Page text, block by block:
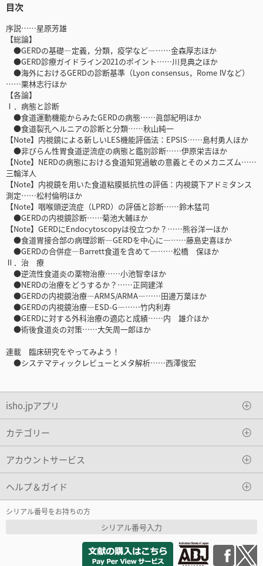
目次
序説……星原芳雄
【総論】
●GERDの基礎―定義，分類，疫学など―……金森厚志ほか
●GERD診療ガイドライン2021のポイント……川見典之ほか
●海外におけるGERDの診断基準（Lyon consensus，Rome Ⅳなど）
……栗林志行ほか
【各論】
Ⅰ．病態と診断
●食道運動機能からみたGERDの病態……眞部紀明ほか
●食道裂孔ヘルニアの診断と分類……秋山純一
【Note】内視鏡による新しいLES機能評価法：EPSIS……島村勇人ほか
●非びらん性胃食道逆流症の病態と鑑別診断……伊原栄吉ほか
【Note】NERDの病態における食道知覚過敏の意義とそのメカニズム……
三輪洋人
【Note】内視鏡を用いた食道粘膜抵抗性の評価：内視鏡下アドミタンス
測定……松村倫明ほか
【Note】咽喉頭逆流症（LPRD）の評価と診断……鈴木猛司
●GERDの内視鏡診断……菊池大輔ほか
【Note】GERDにEndocytoscopyは役立つか？……熊谷洋一ほか
●食道胃接合部の病理診断―GERDを中心に―……藤島史喜ほか
●GERDの合併症―Barrett食道を含めて―……松橋 保ほか
Ⅱ．治 療
●逆流性食道炎の薬物治療……小池智幸ほか
●NERDの治療をどうするか？……正岡建洋
●GERDの内視鏡治療―ARMS/ARMA―……田邊万葉ほか
●GERDの内視鏡治療―ESD-G―……竹内利寿
●GERDに対する外科治療の適応と成績……内 雄介ほか
●術後食道炎の対策……大矢周一郎ほか
連載 臨床研究をやってみよう！
●システマティックレビューとメタ解析……西澤俊宏
isho.jpアプリ
カテゴリー
アカウントサービス
ヘルプ＆ガイド
シリアル番号をお持ちの方
シリアル番号入力